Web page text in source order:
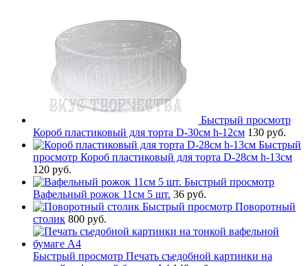
Быстрый просмотр
Короб пластиковый для торта D-30см h-12см 130 руб.
Быстрый
просмотр Короб пластиковый для торта D-28см h-13см
120 руб.
Быстрый просмотр
Вафельный рожок 11см 5 шт. 36 руб.
Быстрый просмотр Поворотный
столик 800 руб.
Быстрый просмотр Печать съедобной картинки на